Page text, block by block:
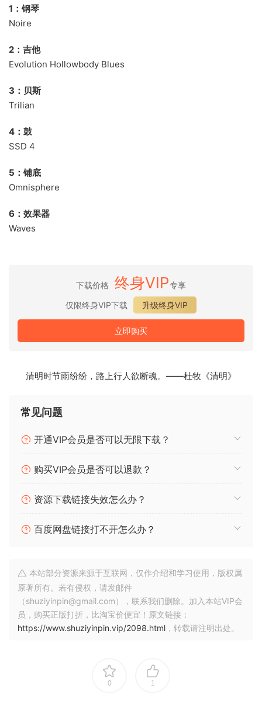
1：钢琴
Noire
2：吉他
Evolution Hollowbody Blues
3：贝斯
Trilian
4：鼓
SSD 4
5：铺底
Omnisphere
6：效果器
Waves
下载价格 终身VIP专享
仅限终身VIP下载
升级终身VIP
立即购买
清明时节雨纷纷，路上行人欲断魂。——杜牧《清明》
常见问题
开通VIP会员是否可以无限下载？
购买VIP会员是否可以退款？
资源下载链接失效怎么办？
百度网盘链接打不开怎么办？
本站部分资源来源于互联网，仅作介绍和学习使用，版权属
原著所有。若有侵权，请发邮件
（shuziyinpin@gmail.com），联系我们删除。加入本站VIP会
员，购买正版打折，比淘宝价便宜！原文链接：
https://www.shuziyinpin.vip/2098.html ，转载请注明出处。
0 1